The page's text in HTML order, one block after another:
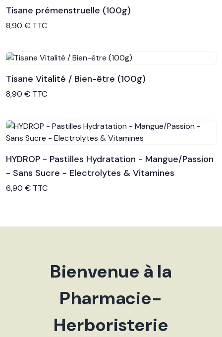
Voir le produit
Tisane prémenstruelle (100g)
8,90 € TTC
Voir le produit
Tisane Vitalité / Bien-être (100g)
8,90 € TTC
Voir le produit
HYDROP - Pastilles Hydratation - Mangue/Passion
- Sans Sucre - Electrolytes & Vitamines
6,90 € TTC
Bienvenue à la
Pharmacie-
Herboristerie